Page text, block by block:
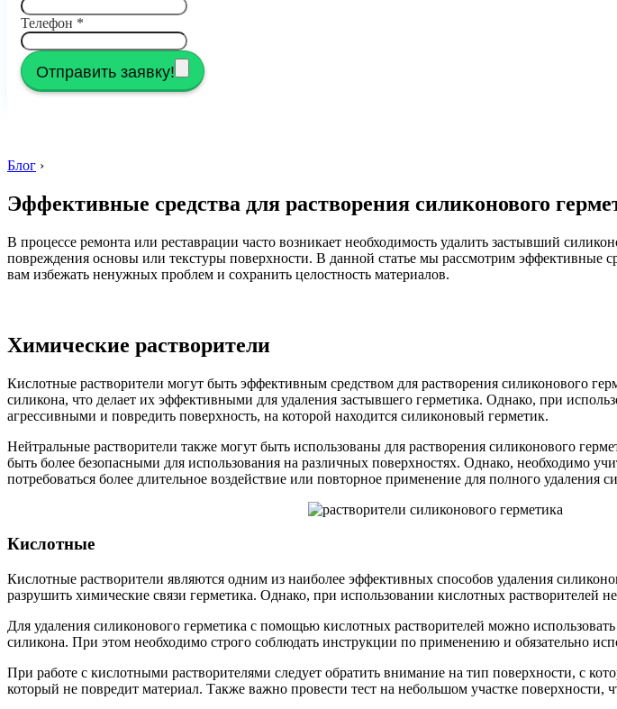
Телефон *
Отправить заявку!
Блог ›
Эффективные средства для растворения силиконового
В процессе ремонта или реставрации часто возникает необходимость удалить застывший
повреждения основы или текстуры поверхности. В данной статье мы рассмотрим эффективные
вам избежать ненужных проблем и сохранить целостность материалов.
Химические растворители
Кислотные растворители могут быть эффективным средством для растворения силиконового
силикона, что делает их эффективными для удаления застывшего герметика. Однако, при
агрессивными и повредить поверхность, на которой находится силиконовый герметик.
Нейтральные растворители также могут быть использованы для растворения силиконового
быть более безопасными для использования на различных поверхностях. Однако, необходимо
потребоваться более длительное воздействие или повторное применение для полного удаления
Кислотные
Кислотные растворители являются одним из наиболее эффективных способов удаления
разрушить химические связи герметика. Однако, при использовании кислотных растворителей
Для удаления силиконового герметика с помощью кислотных растворителей можно
силикона. При этом необходимо строго соблюдать инструкции по применению и обязательно
При работе с кислотными растворителями следует обратить внимание на тип поверхности, с
который не повредит материал. Также важно провести тест на небольшом участке поверхности,